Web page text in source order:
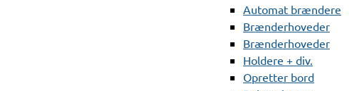
Automat brændere
Brænderhoveder
Brænderhoveder
Holdere + div.
Opretter bord